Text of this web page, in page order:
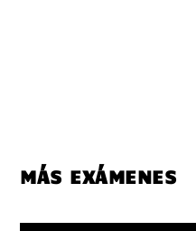
MÁS EXÁMENES